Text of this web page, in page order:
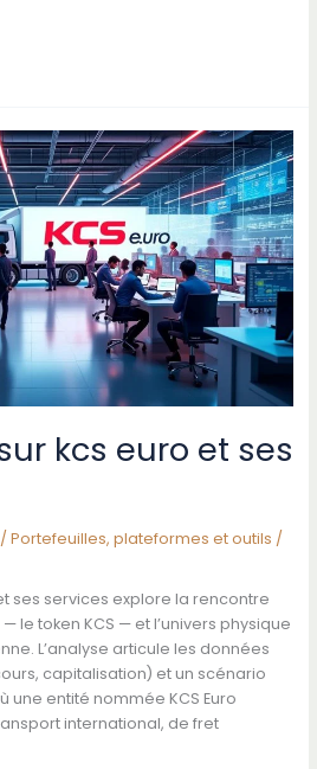
kcs euro et ses
/ Portefeuilles, plateformes et outils /
ses services explore la rencontre
le token KCS — et l’univers physique
L’analyse articule les données
capitalisation) et un scénario
entité nommée KCS Euro
international, de fret